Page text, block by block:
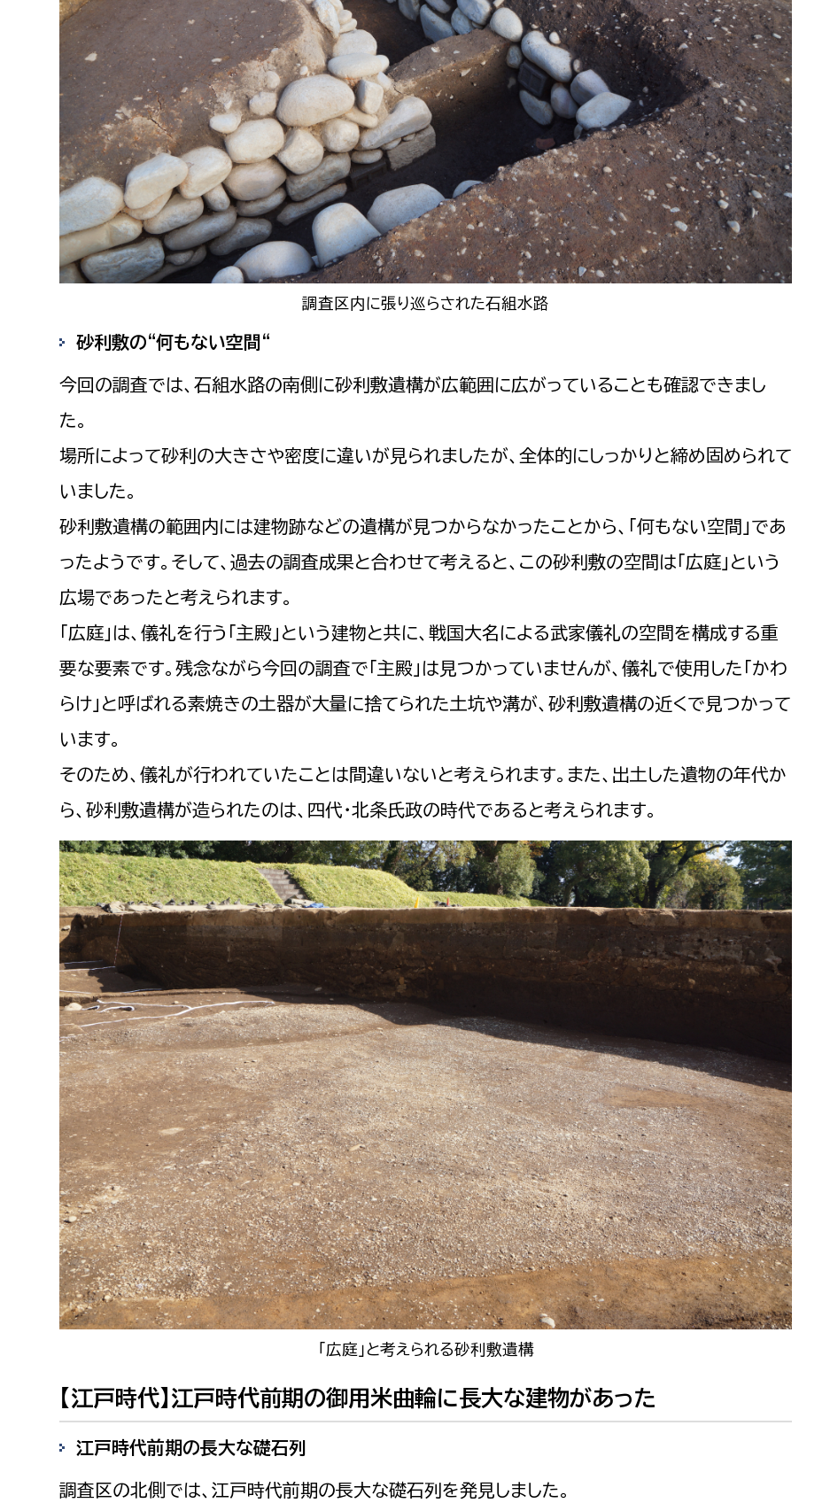
調査区内に張り巡らされた石組水路
砂利敷の“何もない空間“
今回の調査では、石組水路の南側に砂利敷遺構が広範囲に広がっていることも確認できまし
た。
場所によって砂利の大きさや密度に違いが見られましたが、全体的にしっかりと締め固められて
いました。
砂利敷遺構の範囲内には建物跡などの遺構が見つからなかったことから、「何もない空間」であ
ったようです。そして、過去の調査成果と合わせて考えると、この砂利敷の空間は「広庭」という
広場であったと考えられます。
「広庭」は、儀礼を行う「主殿」という建物と共に、戦国大名による武家儀礼の空間を構成する重
要な要素です。残念ながら今回の調査で「主殿」は見つかっていませんが、儀礼で使用した「かわ
らけ」と呼ばれる素焼きの土器が大量に捨てられた土坑や溝が、砂利敷遺構の近くで見つかって
います。
そのため、儀礼が行われていたことは間違いないと考えられます。また、出土した遺物の年代か
ら、砂利敷遺構が造られたのは、四代・北条氏政の時代であると考えられます。
「広庭」と考えられる砂利敷遺構
【江戸時代】江戸時代前期の御用米曲輪に長大な建物があった
江戸時代前期の長大な礎石列
調査区の北側では、江戸時代前期の長大な礎石列を発見しました。